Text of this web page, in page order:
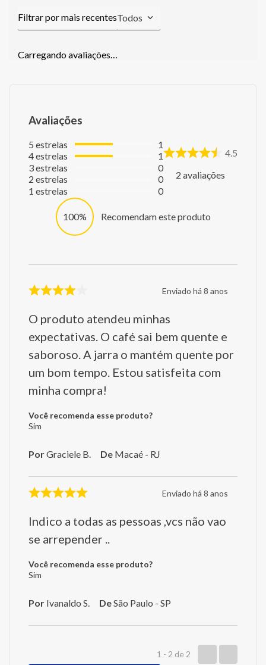
Todos
Carregando avaliações…
Avaliações
5 estrelas
4estrelas
3estrelas
2 estrelas
1 estrelas
1
1
0
0
0
4.5
2 avaliações
100% Recomendam este produto
Enviado há 8 anos
O produto atendeu minhas
expectativas. O café sai bem quente e
saboroso. A jarra o mantém quente por
um bom tempo. Estou satisfeita com
minha compra!
Você recomenda esse produto?
Sim
PorGraciele B. De Macaé - RJ
Enviado há 8 anos
Indico a todas as pessoas ,vcs não vao
se arrepender ..
Você recomenda esse produto?
Sim
Por Ivanaldo S. DeSão Paulo - SP
1 - 2 de 2